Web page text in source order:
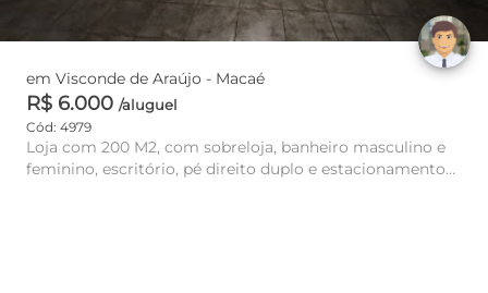
em Visconde de Araújo - Macaé
R$ 6.000 /aluguel
Cód: 4979
Loja com 200 M2, com sobreloja, banheiro masculino e
feminino, escritório, pé direito duplo e estacionamento